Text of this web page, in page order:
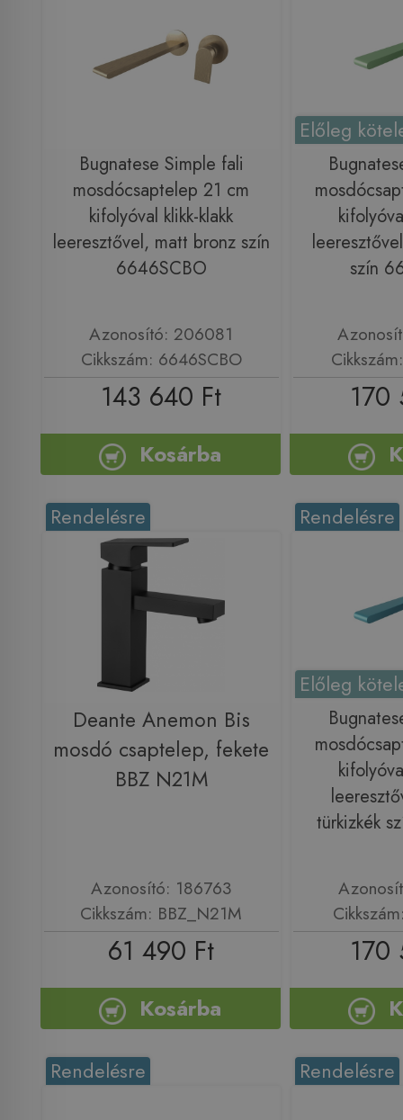
Bugnatese Simple fali
mosdócsaptelep 21 cm
kifolyóval klikk-klakk
leeresztővel, matt bronz szín
6646SCBO
Azonosító: 206081
Cikkszám: 6646SCBO
143 640 Ft
Kosárba
Előleg
szín
170
Rendelésre
Deante Anemon Bis
mosdó csaptelep, fekete
BBZ N21M
Azonosító: 186763
Cikkszám: BBZ_N21M
61 490 Ft
Kosárba
Rendelésre
Előleg
türkizkék
170
Rendelésre Rendelésre